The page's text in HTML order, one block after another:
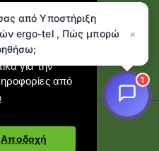
και
για να
της, την
μαζί
για την
από
Αποδοχή
Rights Reserved
από Υποστήριξη
ergo-tel , Πώς μπορώ
×
1